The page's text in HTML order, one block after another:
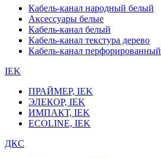
Кабель-канал народный белый
Аксессуары белые
Кабель-канал белый
Кабель-канал текстура дерево
Кабель-канал перфорированный
IEK
ПРАЙМЕР, IEK
ЭЛЕКОР, IEK
ИМПАКТ, IEK
ECOLINE, IEK
ДКС